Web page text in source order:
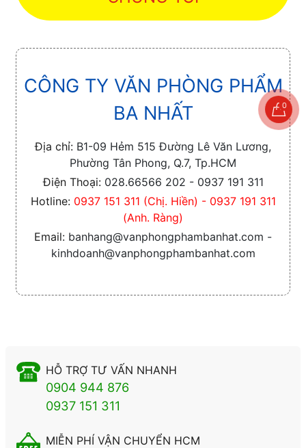
CÔNG TY VĂN PHÒNG PHẨM
BA NHẤT
Địa chỉ: B1-09 Hẻm 515 Đường Lê Văn Lương,
Phường Tân Phong, Q.7, Tp.HCM
Điện Thoại: 028.66566 202 - 0937 191 311
Hotline: 0937 151 311 (Chị. Hiền) - 0937 191 311
(Anh. Ràng)
Email: banhang@vanphongphambanhat.com -
kinhdoanh@vanphongphambanhat.com
HỖ TRỢ TƯ VẤN NHANH
0904 944 876
0937 151 311
MIỄN PHÍ VẬN CHUYỂN HCM
0